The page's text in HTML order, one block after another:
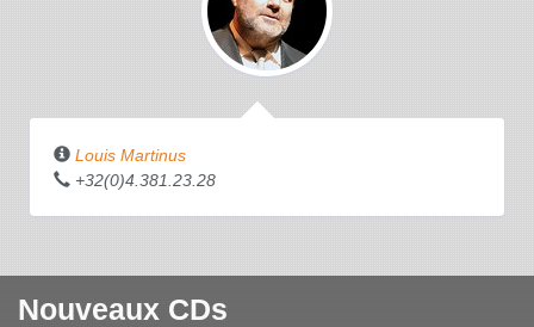
Louis Martinus
+32(0)4.381.23.28
Nouveaux CDs